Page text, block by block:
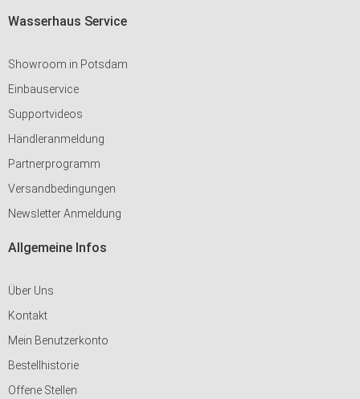
Wasserhaus Service
Showroom in Potsdam
Einbauservice
Supportvideos
Händleranmeldung
Partnerprogramm
Versandbedingungen
Newsletter Anmeldung
Allgemeine Infos
Über Uns
Kontakt
Mein Benutzerkonto
Bestellhistorie
Offene Stellen